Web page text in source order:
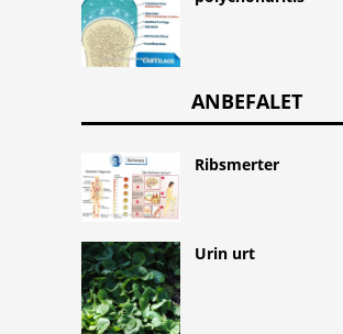
ANBEFALET
Ribsmerter
Urin urt